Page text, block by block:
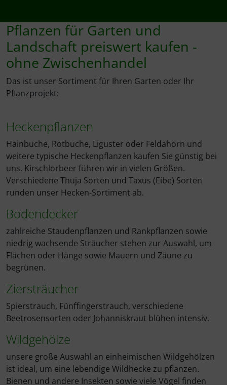
Pflanzen für Garten und
Landschaft preiswert kaufen -
ohne Zwischenhandel
Das ist unser Sortiment für Ihren Garten oder Ihr
Pflanzprojekt:
Heckenpflanzen
Hainbuche, Rotbuche, Liguster oder Feldahorn und
weitere typische Heckenpflanzen kaufen Sie günstig bei
uns. Kirschlorbeer führen wir in vielen Größen.
Verschiedene Thuja Sorten und Taxus (Eibe) Sorten
runden unser Hecken-Sortiment ab.
Bodendecker
zahlreiche Staudenpflanzen und Rankpflanzen sowie
niedrig wachsende Sträucher stehen zur Auswahl, um
Flächen oder Hänge sowie Mauern und Zäune zu
begrünen.
Ziersträucher
Spierstrauch, Fünffingerstrauch, verschiedene
Beetrosensorten oder Johanniskraut blühen intensiv.
Wildgehölze
unsere große Auswahl an einheimischen Wildgehölzen
ist ideal, um eine lebendige Wildhecke zu pflanzen.
Bienen und andere Insekten sowie viele Vögel finden